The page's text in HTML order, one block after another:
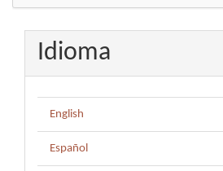
Idioma
English
Español